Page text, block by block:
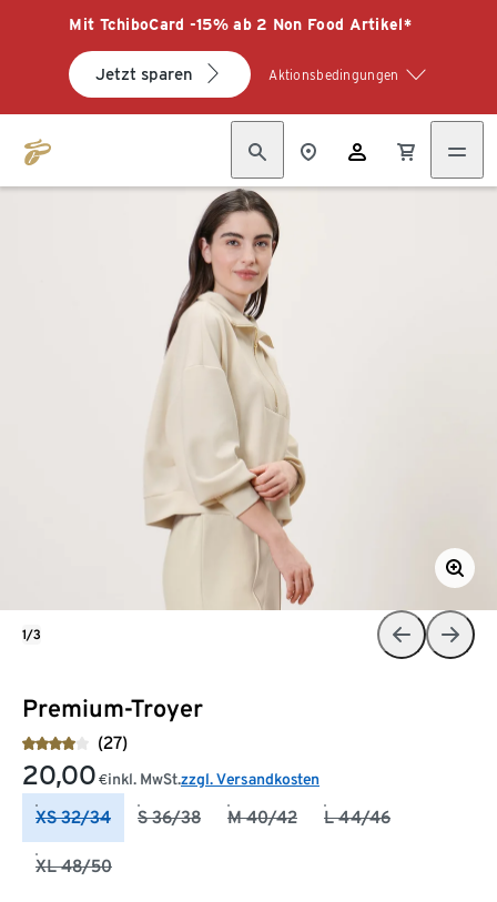
Mit TchiboCard -15% ab 2 Non Food Artikel*
Jetzt sparen Aktionsbedingungen
Premium-Troyer
(27)
20,00 €inkl. MwSt.zzgl. Versandkosten
XS 32/34 S 36/38 M 40/42 L 44/46
XL 48/50
1/3